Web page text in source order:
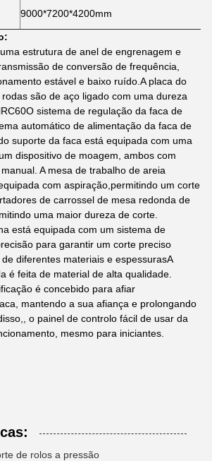
9000*7200*4200mm
estrutura de anel de engrenagem e
de conversão de frequência,
estável e baixo ruído.A placa do
são de aço ligado com uma dureza
sistema de regulação da faca de
automático de alimentação da faca de
suporte da faca está equipada com uma
dispositivo de moagem, ambos com
A mesa de trabalho de areia
com aspiração,permitindo um corte
de carrossel de mesa redonda de
uma maior dureza de corte.
está equipada com um sistema de
para garantir um corte preciso
diferentes materiais e espessurasA
é feita de material de alta qualidade.
é concebido para afiar
mantendo a sua afiança e prolongando
o painel de controlo fácil de usar da
mesmo para iniciantes.
de rolos a pressão